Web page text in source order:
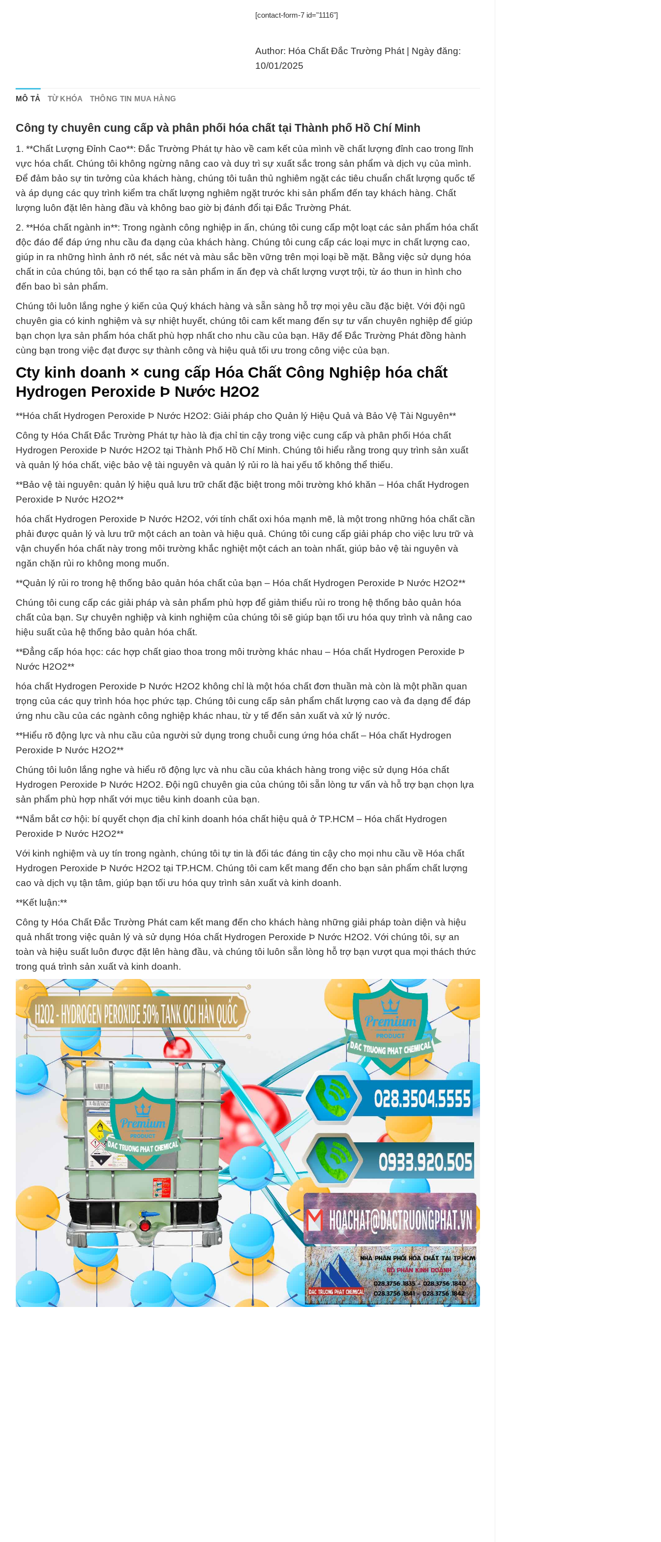
[contact-form-7 id="1116"]
Author: Hóa Chất Đắc Trường Phát | Ngày đăng:
10/01/2025
MÔ TẢ TỪ KHÓA THÔNG TIN MUA HÀNG
Công ty chuyên cung cấp và phân phối hóa chất tại Thành phố Hồ Chí Minh
1. **Chất Lượng Đỉnh Cao**: Đắc Trường Phát tự hào về cam kết của mình về chất lượng đỉnh cao trong lĩnh
vực hóa chất. Chúng tôi không ngừng nâng cao và duy trì sự xuất sắc trong sản phẩm và dịch vụ của mình.
Để đảm bảo sự tin tưởng của khách hàng, chúng tôi tuân thủ nghiêm ngặt các tiêu chuẩn chất lượng quốc tế
và áp dụng các quy trình kiểm tra chất lượng nghiêm ngặt trước khi sản phẩm đến tay khách hàng. Chất
lượng luôn đặt lên hàng đầu và không bao giờ bị đánh đổi tại Đắc Trường Phát.
2. **Hóa chất ngành in**: Trong ngành công nghiệp in ấn, chúng tôi cung cấp một loạt các sản phẩm hóa chất
độc đáo để đáp ứng nhu cầu đa dạng của khách hàng. Chúng tôi cung cấp các loại mực in chất lượng cao,
giúp in ra những hình ảnh rõ nét, sắc nét và màu sắc bền vững trên mọi loại bề mặt. Bằng việc sử dụng hóa
chất in của chúng tôi, bạn có thể tạo ra sản phẩm in ấn đẹp và chất lượng vượt trội, từ áo thun in hình cho
đến bao bì sản phẩm.
Chúng tôi luôn lắng nghe ý kiến của Quý khách hàng và sẵn sàng hỗ trợ mọi yêu cầu đặc biệt. Với đội ngũ
chuyên gia có kinh nghiệm và sự nhiệt huyết, chúng tôi cam kết mang đến sự tư vấn chuyên nghiệp để giúp
bạn chọn lựa sản phẩm hóa chất phù hợp nhất cho nhu cầu của bạn. Hãy để Đắc Trường Phát đồng hành
cùng bạn trong việc đạt được sự thành công và hiệu quả tối ưu trong công việc của bạn.
Cty kinh doanh × cung cấp Hóa Chất Công Nghiệp hóa chất
Hydrogen Peroxide Þ Nước H2O2
**Hóa chất Hydrogen Peroxide Þ Nước H2O2: Giải pháp cho Quản lý Hiệu Quả và Bảo Vệ Tài Nguyên**
Công ty Hóa Chất Đắc Trường Phát tự hào là địa chỉ tin cậy trong việc cung cấp và phân phối Hóa chất
Hydrogen Peroxide Þ Nước H2O2 tại Thành Phố Hồ Chí Minh. Chúng tôi hiểu rằng trong quy trình sản xuất
và quản lý hóa chất, việc bảo vệ tài nguyên và quản lý rủi ro là hai yếu tố không thể thiếu.
**Bảo vệ tài nguyên: quản lý hiệu quả lưu trữ chất đặc biệt trong môi trường khó khăn – Hóa chất Hydrogen
Peroxide Þ Nước H2O2**
hóa chất Hydrogen Peroxide Þ Nước H2O2, với tính chất oxi hóa mạnh mẽ, là một trong những hóa chất cần
phải được quản lý và lưu trữ một cách an toàn và hiệu quả. Chúng tôi cung cấp giải pháp cho việc lưu trữ và
vận chuyển hóa chất này trong môi trường khắc nghiệt một cách an toàn nhất, giúp bảo vệ tài nguyên và
ngăn chặn rủi ro không mong muốn.
**Quản lý rủi ro trong hệ thống bảo quản hóa chất của bạn – Hóa chất Hydrogen Peroxide Þ Nước H2O2**
Chúng tôi cung cấp các giải pháp và sản phẩm phù hợp để giảm thiểu rủi ro trong hệ thống bảo quản hóa
chất của bạn. Sự chuyên nghiệp và kinh nghiệm của chúng tôi sẽ giúp bạn tối ưu hóa quy trình và nâng cao
hiệu suất của hệ thống bảo quản hóa chất.
**Đẳng cấp hóa học: các hợp chất giao thoa trong môi trường khác nhau – Hóa chất Hydrogen Peroxide Þ
Nước H2O2**
hóa chất Hydrogen Peroxide Þ Nước H2O2 không chỉ là một hóa chất đơn thuần mà còn là một phần quan
trọng của các quy trình hóa học phức tạp. Chúng tôi cung cấp sản phẩm chất lượng cao và đa dạng để đáp
ứng nhu cầu của các ngành công nghiệp khác nhau, từ y tế đến sản xuất và xử lý nước.
**Hiểu rõ động lực và nhu cầu của người sử dụng trong chuỗi cung ứng hóa chất – Hóa chất Hydrogen
Peroxide Þ Nước H2O2**
Chúng tôi luôn lắng nghe và hiểu rõ động lực và nhu cầu của khách hàng trong việc sử dụng Hóa chất
Hydrogen Peroxide Þ Nước H2O2. Đội ngũ chuyên gia của chúng tôi sẵn lòng tư vấn và hỗ trợ bạn chọn lựa
sản phẩm phù hợp nhất với mục tiêu kinh doanh của bạn.
**Nắm bắt cơ hội: bí quyết chọn địa chỉ kinh doanh hóa chất hiệu quả ở TP.HCM – Hóa chất Hydrogen
Peroxide Þ Nước H2O2**
Với kinh nghiệm và uy tín trong ngành, chúng tôi tự tin là đối tác đáng tin cậy cho mọi nhu cầu về Hóa chất
Hydrogen Peroxide Þ Nước H2O2 tại TP.HCM. Chúng tôi cam kết mang đến cho bạn sản phẩm chất lượng
cao và dịch vụ tận tâm, giúp bạn tối ưu hóa quy trình sản xuất và kinh doanh.
**Kết luận:**
Công ty Hóa Chất Đắc Trường Phát cam kết mang đến cho khách hàng những giải pháp toàn diện và hiệu
quả nhất trong việc quản lý và sử dụng Hóa chất Hydrogen Peroxide Þ Nước H2O2. Với chúng tôi, sự an
toàn và hiệu suất luôn được đặt lên hàng đầu, và chúng tôi luôn sẵn lòng hỗ trợ bạn vượt qua mọi thách thức
trong quá trình sản xuất và kinh doanh.